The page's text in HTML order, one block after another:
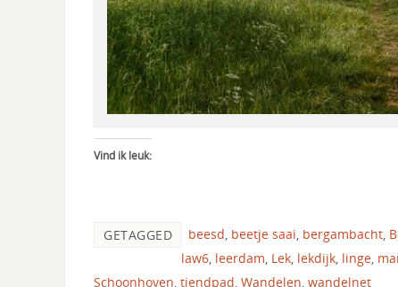
Vind ik leuk:
GETAGGED beesd, beetje saai, bergambacht,
law6, leerdam, Lek, lekdijk, linge,
Schoonhoven, tiendpad, Wandelen, wandelnet